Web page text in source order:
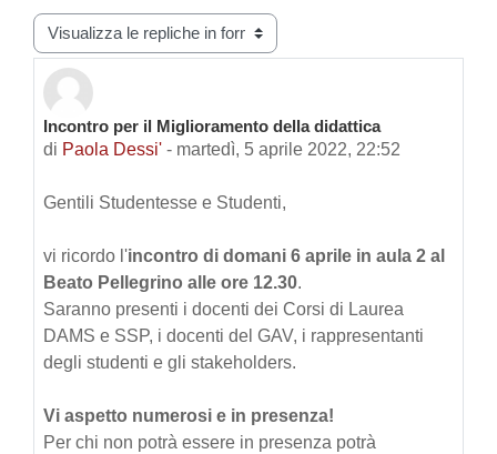
Modalità visualizzazione
Incontro per il Miglioramento della didattica
di Paola Dessi' - martedì, 5 aprile 2022, 22:52
Numero di risposte: 0
Gentili Studentesse e Studenti,
vi ricordo l'incontro di domani 6 aprile in aula 2 al
Beato Pellegrino alle ore 12.30.
Saranno presenti i docenti dei Corsi di Laurea
DAMS e SSP, i docenti del GAV, i rappresentanti
degli studenti e gli stakeholders.
Vi aspetto numerosi e in presenza!
Per chi non potrà essere in presenza potrà